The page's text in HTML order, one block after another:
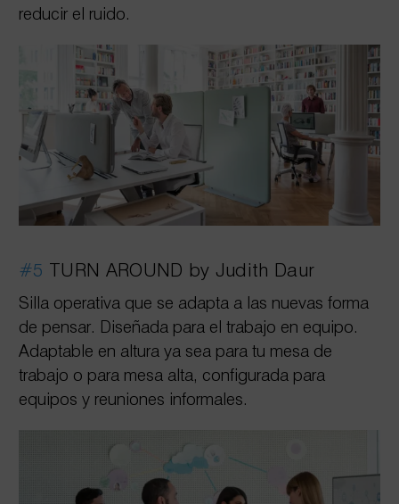
reducir el ruido.
#5 TURN AROUND by Judith Daur
Silla operativa que se adapta a las nuevas forma
de pensar. Diseñada para el trabajo en equipo.
Adaptable en altura ya sea para tu mesa de
trabajo o para mesa alta, configurada para
equipos y reuniones informales.